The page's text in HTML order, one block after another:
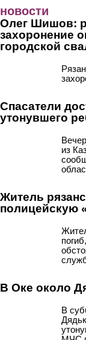
новости
Олег Шишов:
захоронение
городской
Спасатели
утонувшего
из
Житель
полицейскую
В Оке около
В